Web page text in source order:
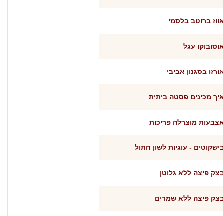
ברוטב בלסמי
עגל
בסגנון אביבי
מכינים פסטה ביתית
מוצרלה פריכות
- עוגיות לשון חתול
פיצה ללא גלוטן
פיצה ללא שמרים